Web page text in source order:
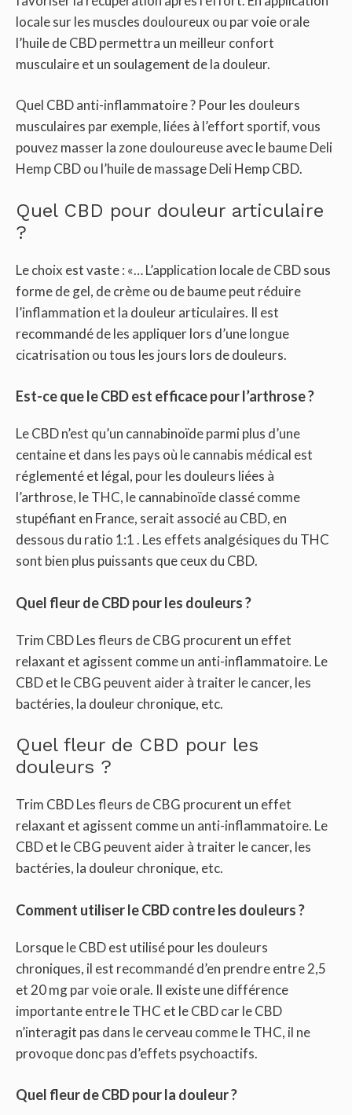
locale sur les muscles douloureux ou par voie orale
l’huile de CBD permettra un meilleur confort
musculaire et un soulagement de la douleur.
Quel CBD anti-inflammatoire ? Pour les douleurs
musculaires par exemple, liées à l’effort sportif, vous
pouvez masser la zone douloureuse avec le baume Deli
Hemp CBD ou l’huile de massage Deli Hemp CBD.
Quel CBD pour douleur articulaire
?
Le choix est vaste : «… L’application locale de CBD sous
forme de gel, de crème ou de baume peut réduire
l’inflammation et la douleur articulaires. Il est
recommandé de les appliquer lors d’une longue
cicatrisation ou tous les jours lors de douleurs.
Est-ce que le CBD est efficace pour l’arthrose ?
Le CBD n’est qu’un cannabinoïde parmi plus d’une
centaine et dans les pays où le cannabis médical est
réglementé et légal, pour les douleurs liées à
l’arthrose, le THC, le cannabinoïde classé comme
stupéfiant en France, serait associé au CBD, en
dessous du ratio 1:1 . Les effets analgésiques du THC
sont bien plus puissants que ceux du CBD.
Quel fleur de CBD pour les douleurs ?
Trim CBD Les fleurs de CBG procurent un effet
relaxant et agissent comme un anti-inflammatoire. Le
CBD et le CBG peuvent aider à traiter le cancer, les
bactéries, la douleur chronique, etc.
Quel fleur de CBD pour les
douleurs ?
Trim CBD Les fleurs de CBG procurent un effet
relaxant et agissent comme un anti-inflammatoire. Le
CBD et le CBG peuvent aider à traiter le cancer, les
bactéries, la douleur chronique, etc.
Comment utiliser le CBD contre les douleurs ?
Lorsque le CBD est utilisé pour les douleurs
chroniques, il est recommandé d’en prendre entre 2,5
et 20 mg par voie orale. Il existe une différence
importante entre le THC et le CBD car le CBD
n’interagit pas dans le cerveau comme le THC, il ne
provoque donc pas d’effets psychoactifs.
Quel fleur de CBD pour la douleur ?